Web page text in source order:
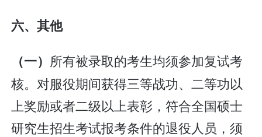
六、其他
（一） 所有被录取的考生均须参加复试考
核。对服役期间获得三等战功、二等功以
上奖励或者二级以上表彰，符合全国硕士
研究生招生考试报考条件的退役人员，须